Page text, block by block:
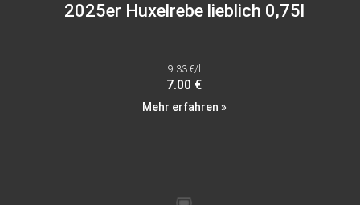
2025er Huxelrebe lieblich 0,75l
9.33 €/l
7.00 €
Mehr erfahren »